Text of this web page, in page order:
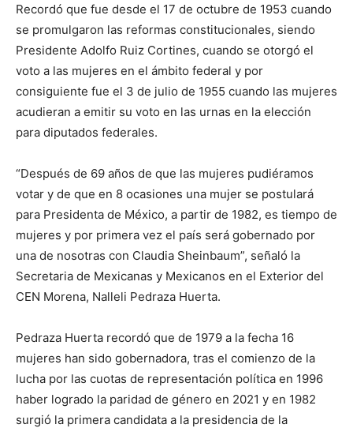
Recordó que fue desde el 17 de octubre de 1953 cuando
se promulgaron las reformas constitucionales, siendo
Presidente Adolfo Ruiz Cortines, cuando se otorgó el
voto a las mujeres en el ámbito federal y por
consiguiente fue el 3 de julio de 1955 cuando las mujeres
acudieran a emitir su voto en las urnas en la elección
para diputados federales.
“Después de 69 años de que las mujeres pudiéramos
votar y de que en 8 ocasiones una mujer se postulará
para Presidenta de México, a partir de 1982, es tiempo de
mujeres y por primera vez el país será gobernado por
una de nosotras con Claudia Sheinbaum”, señaló la
Secretaria de Mexicanas y Mexicanos en el Exterior del
CEN Morena, Nalleli Pedraza Huerta.
Pedraza Huerta recordó que de 1979 a la fecha 16
mujeres han sido gobernadora, tras el comienzo de la
lucha por las cuotas de representación política en 1996
haber logrado la paridad de género en 2021 y en 1982
surgió la primera candidata a la presidencia de la